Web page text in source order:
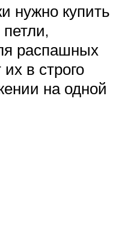
нужно купить
распашных
в строго
на одной